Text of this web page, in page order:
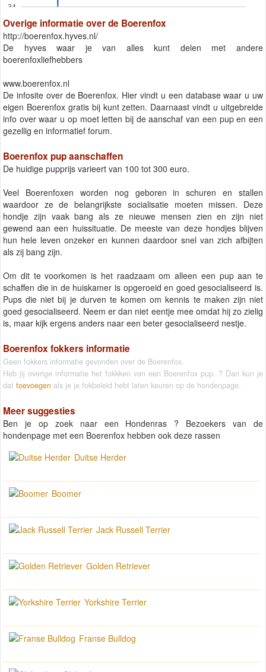
34
Overige informatie over de Boerenfox
http://boerenfox.hyves.nl/
De hyves waar je van alles kunt delen met andere
boerenfoxliefhebbers
www.boerenfox.nl
De infosite over de Boerenfox. Hier vindt u een database waar u uw
eigen Boerenfox gratis bij kunt zetten. Daarnaast vindt u uitgebreide
info over waar u op moet letten bij de aanschaf van een pup en een
gezellig en informatief forum.
Boerenfox pup aanschaffen
De huidige pupprijs varieert van 100 tot 300 euro.
Veel Boerenfoxen worden nog geboren in schuren en stallen
waardoor ze de belangrijkste socialisatie moeten missen. Deze
hondje zijn vaak bang als ze nieuwe mensen zien en zijn niet
gewend aan een huissituatie. De meeste van deze hondjes blijven
hun hele leven onzeker en kunnen daardoor snel van zich afbijten
als zij bang zijn.
Om dit te voorkomen is het raadzaam om alleen een pup aan te
schaffen die in de huiskamer is opgeroeid en goed gesocialiseerd is.
Pups die niet bij je durven te komen om kennis te maken zijn niet
goed gesocialiseerd. Neem er dan niet eentje mee omdat hij zo zielig
is, maar kijk ergens anders naar een beter gesocialiseerd nestje.
Boerenfox fokkers informatie
Geen fokkers informatie gevonden over de Boerenfox.
Heb jij overige informatie het fokkken van een Boerenfox pup. ? Dan kun je
dat toevoegen als je je fokbeleid hebt laten keuren op de hondenpage.
Meer suggesties
Ben je op zoek naar een Hondenras ? Bezoekers van de
hondenpage met een Boerenfox hebben ook deze rassen
Duitse Herder
Boomer
Jack Russell Terrier
Golden Retriever
Yorkshire Terrier
Franse Bulldog